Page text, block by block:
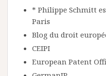
* Philippe Schmitt
Paris
Blog du droit
CEIPI
European Patent